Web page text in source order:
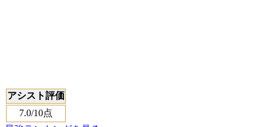
アシスト評価
7.0/10点